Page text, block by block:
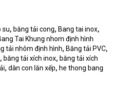
su, băng tải cong, Bang tai inox,
Tai Khung nhom định hình
tải nhôm định hình, Băng tải PVC,
, băng tải xích inox, băng tải xích
, dàn con lăn xếp, he thong bang